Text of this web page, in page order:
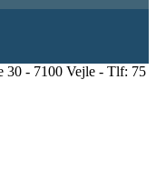
30 - 7100 Vejle - Tlf: 75